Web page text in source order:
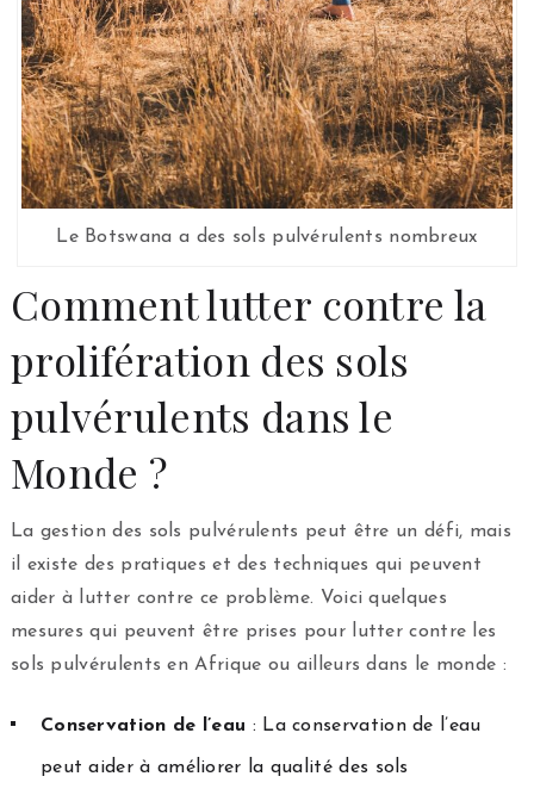
Le Botswana a des sols pulvérulents nombreux
Comment lutter contre la
prolifération des sols
pulvérulents dans le
Monde ?
La gestion des sols pulvérulents peut être un défi, mais
il existe des pratiques et des techniques qui peuvent
aider à lutter contre ce problème. Voici quelques
mesures qui peuvent être prises pour lutter contre les
sols pulvérulents en Afrique ou ailleurs dans le monde :
Conservation de l’eau : La conservation de l’eau
peut aider à améliorer la qualité des sols